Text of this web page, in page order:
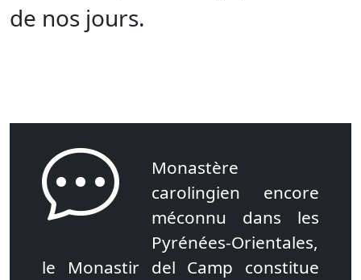
de nos jours.
Monastère
carolingien encore
méconnu dans les
Pyrénées-Orientales,
le Monastir del Camp constitue